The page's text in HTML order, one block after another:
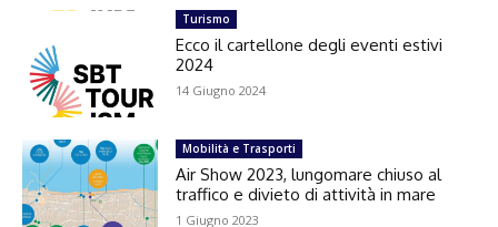
Turismo
Ecco il cartellone degli eventi estivi
2024
14 Giugno 2024
Mobilità e Trasporti
Air Show 2023, lungomare chiuso al
traffico e divieto di attività in mare
1 Giugno 2023